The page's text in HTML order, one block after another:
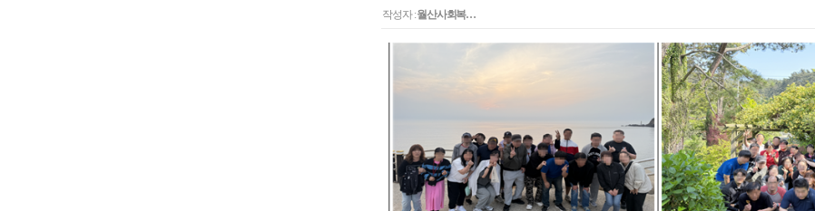
작성자 :월산사회복…